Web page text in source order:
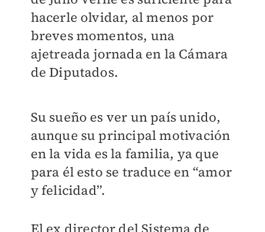
hacerle olvidar, al menos por
breves momentos, una
ajetreada jornada en la Cámara
de Diputados.
Su sueño es ver un país unido,
aunque su principal motivación
en la vida es la familia, ya que
para él esto se traduce en “amor
y felicidad”.
El ex director del Sistema de